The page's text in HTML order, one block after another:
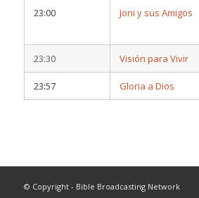
23:00 Joni y sus Amigos
23:30 Visión para Vivir
23:57 Gloria a Dios
© Copyright - Bible Broadcasting Network